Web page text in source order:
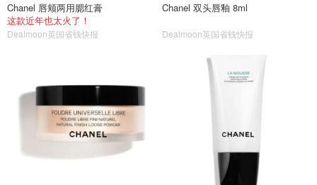
Chanel 唇颊两用腮红膏
这款近年也太火了！
Dealmoon英国省钱快报
Chanel 双头唇釉 8ml
Dealmoon英国省钱快报